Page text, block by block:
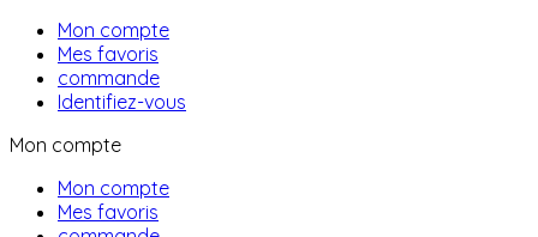
Mon compte
Mes favoris
commande
Identifiez-vous
Mon compte
Mon compte
Mes favoris